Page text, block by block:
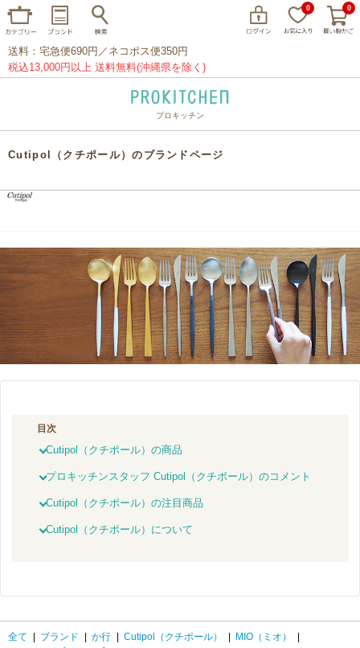
0 0
家事問屋 ウェック フライパン
プレート グラス カトラリー
山一 マリメッコ つきじ常陸屋 柳宗理
閉じる
送料：宅急便690円／ネコポス便350円
税込13,000円以上 送料無料(沖縄県を除く)
プロキッチン
Cutipol（クチポール）のブランドページ
目次
Cutipol（クチポール）の商品
プロキッチンスタッフ Cutipol（クチポール）のコメント
Cutipol（クチポール）の注目商品
Cutipol（クチポール）について
全て ブランド か行 Cutipol（クチポール） MIO（ミオ）